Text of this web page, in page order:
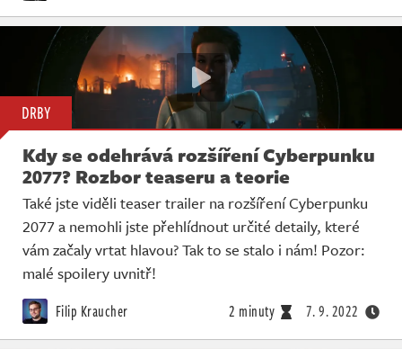
DRBY
Kdy se odehrává rozšíření Cyberpunku
2077? Rozbor teaseru a teorie
Také jste viděli teaser trailer na rozšíření Cyberpunku
2077 a nemohli jste přehlídnout určité detaily, které
vám začaly vrtat hlavou? Tak to se stalo i nám! Pozor:
malé spoilery uvnitř!
Filip Kraucher 2 minuty 7. 9. 2022